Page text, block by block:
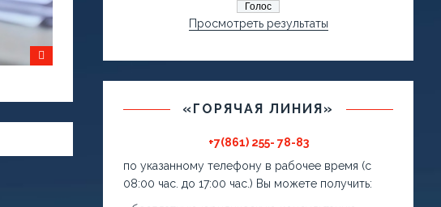
Просмотреть результаты
«ГОРЯЧАЯ ЛИНИЯ»
+7(861) 255- 78-83
по указанному телефону в рабочее время (с
08:00 час. до 17:00 час.) Вы можете получить: